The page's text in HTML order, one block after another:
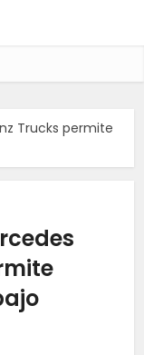
Trucks permite